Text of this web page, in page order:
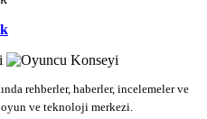
rehberler, haberler, incelemeler ve
ve teknoloji merkezi.